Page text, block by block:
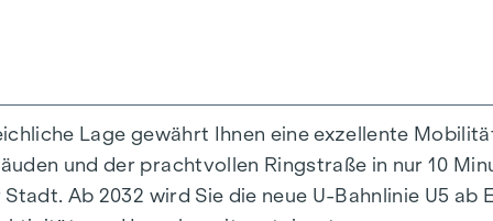
Townhouses bieten mit ihren vielfältigen
Wohnambiente erzeugen die edlen
lässt sich bequem über die
oder Rollläden regulieren. In den
Lage gewährt Ihnen eine exzellente
und der prachtvollen Ringstraße in nur 10
Ab 2032 wird Sie die neue U-Bahnlinie U5